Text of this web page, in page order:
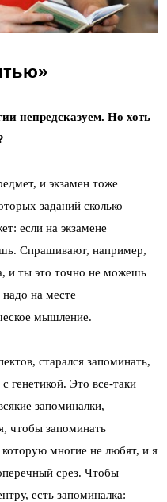
непредсказуем. Но хоть
и экзамен тоже
заданий сколько
если на экзамене
Спрашивают, например,
и ты это точно не можешь
на месте
мышление.
старался запоминать,
генетикой. Это все-таки
запоминалки,
чтобы запоминать
многие не любят, и я
срез. Чтобы
есть запоминалка: